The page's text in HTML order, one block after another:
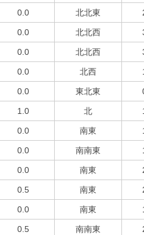
0.0 北北東
0.0 北北西
0.0 北北西
0.0 北西
0.0 東北東
1.0 北
0.0 南東
0.0 南南東
0.0 南東
0.5 南東
0.0 南東
0.5 南南東